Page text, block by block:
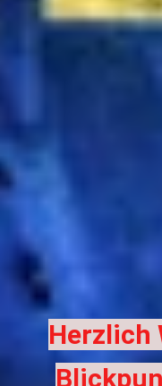
Herzlich